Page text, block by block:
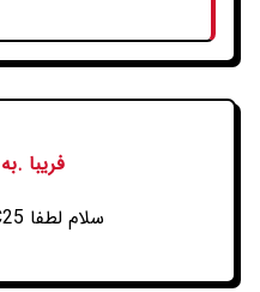
فريبا .به
سلام لطفا NC25 موجود کنین